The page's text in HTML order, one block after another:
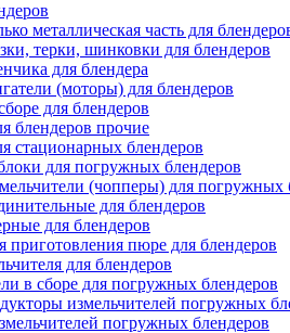
металлическая часть для
терки, шинковки для блендеров
для блендера
(моторы) для блендеров
для блендеров
блендеров прочие
стационарных блендеров
для погружных блендеров
(чопперы) для погружных
для блендеров
для блендеров
приготовления пюре для блендеров
для блендеров
в сборе для погружных блендеров
измельчителей погружных
погружных блендеров